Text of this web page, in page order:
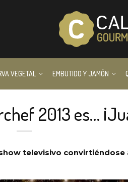
VEGETAL EMBUTIDO Y JAMÓN
2013 es…
televisivo